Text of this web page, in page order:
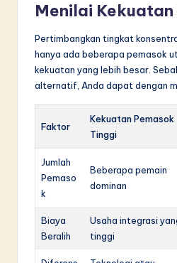
Menilai
Pertimbangkan tingkat
hanya ada beberapa pemasok
kekuatan yang lebih besar.
alternatif, Anda dapat dengan
Faktor
Kekuatan Pemasok
Tinggi
Jumlah
Pemaso
k
Beberapa pemain
dominan
Biaya
Beralih
Usaha integrasi
tinggi